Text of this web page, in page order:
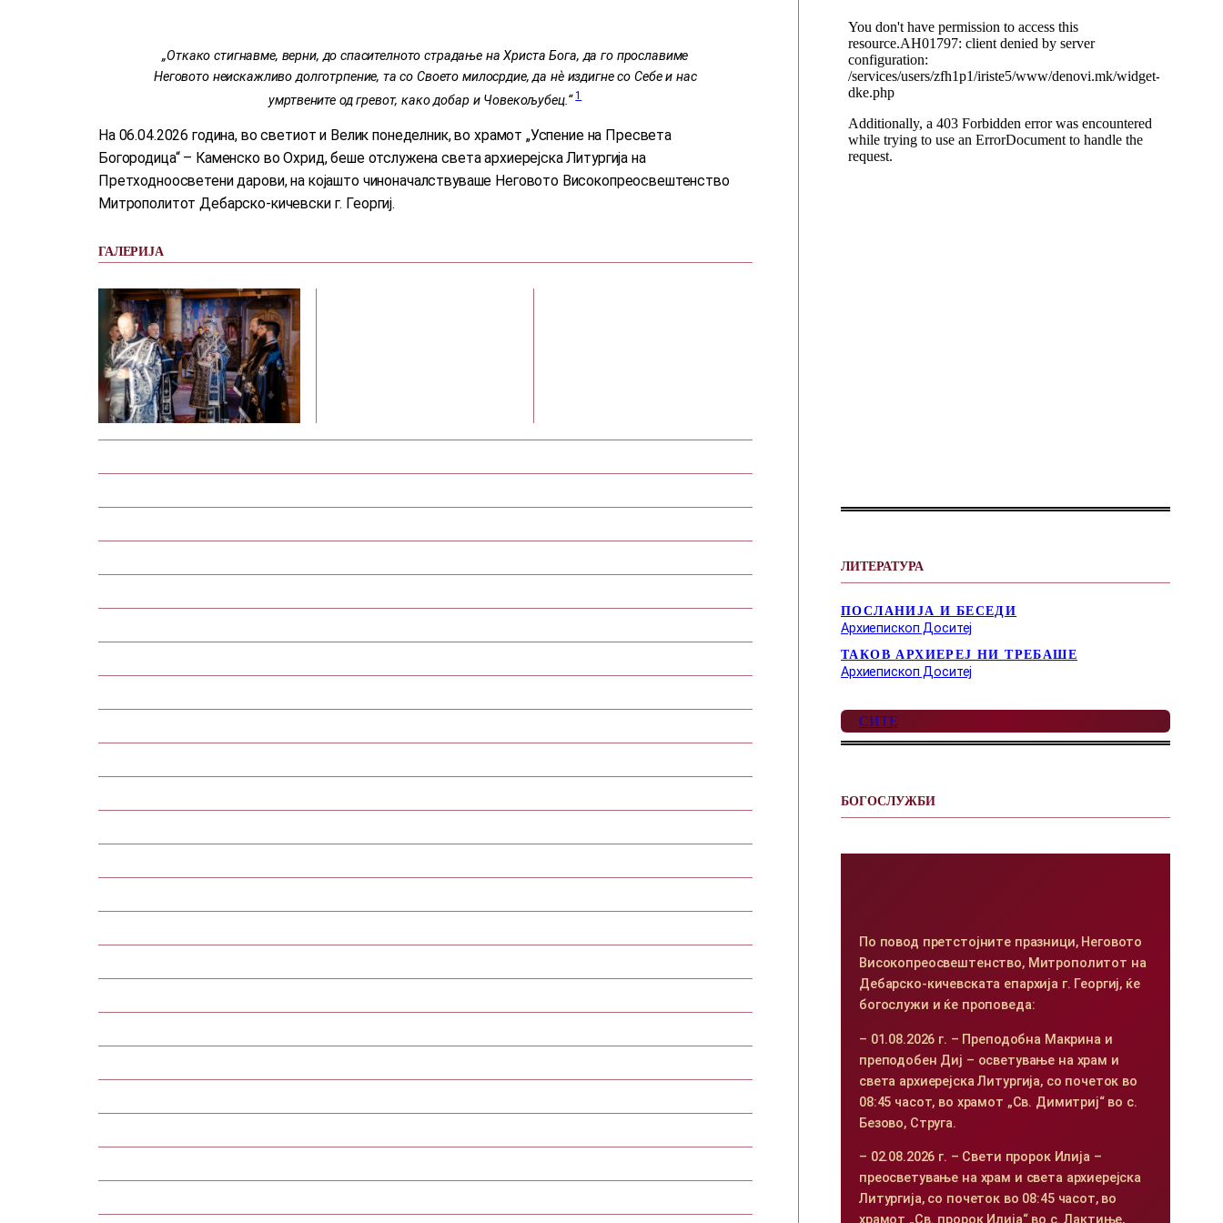
„Откако стигнавме, верни, до спасителното страдање на Христа Бога, да го прославиме
Неговото неискажливо долготрпение, та со Своето милосрдие, да нѐ издигне со Себе и нас
умртвените од гревот, како добар и Човекољубец.“1
На 06.04.2026 година, во светиот и Велик понеделник, во храмот „Успение на Пресвета
Богородица“ – Каменско во Охрид, беше отслужена света архиерејска Литургија на
Претходноосветени дарови, на којашто чиноначалствуваше Неговото Високопреосвештенство
Митрополитот Дебарско-кичевски г. Георгиј.
ЛИТЕРАТУРА
ПОСЛАНИЈА И БЕСЕДИ
Архиепископ Доситеј
ТАКОВ АРХИЕРЕЈ НИ ТРЕБАШЕ
Архиепископ Доситеј
СИТЕ
БОГОСЛУЖБИ
По повод претстојните празници, Неговото
Високопреосвештенство, Митрополитот на
Дебарско-кичевската епархија г. Георгиј, ќе
богослужи и ќе проповеда:
– 01.08.2026 г. – Преподобна Макрина и
преподобен Диј – осветување на храм и
света архиерејска Литургија, со почеток во
08:45 часот, во храмот „Св. Димитриј“ во с.
Безово, Струга.
– 02.08.2026 г. – Свети пророк Илија –
преосветување на храм и света архиерејска
Литургија, со почеток во 08:45 часот, во
храмот „Св. пророк Илија“ во с. Лактиње,